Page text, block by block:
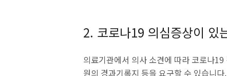
2. 코로나19 의심증상이 있
의료기관에서 의사 소견에 따라 코로나
원의 경과기록지 등을 요구할 수 있습니다.